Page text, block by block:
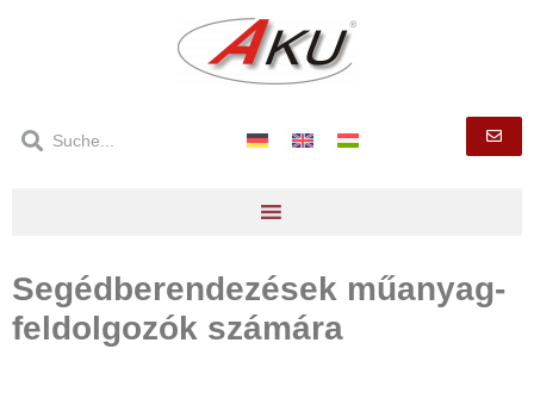
Segédberendezések műanyag-
feldolgozók számára